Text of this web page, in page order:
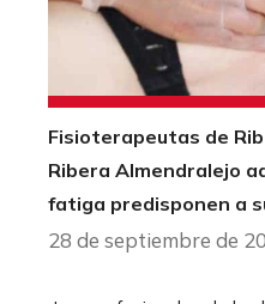
Fisioterapeutas de
Ribera Almendralejo
fatiga predisponen a
28 de septiembre de